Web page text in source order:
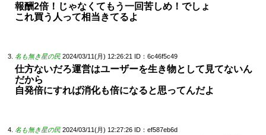
報酬2倍！じゃなくてもう一回苦しめ！でしょ
これ買う人って相当きてるよ
名も無き星の民 2024/03/11(月) 12:26:21 ID：6c46f5c49
仕方ないだろ運営はユーザーを生き物として見てないん
だから
自発倍にすれば消化も倍になると思ってんだよ
名も無き星の民 2024/03/11(月) 12:27:26 ID：ef587eb6d